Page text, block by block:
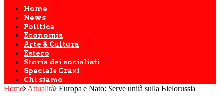
Home
News
Politica
Economia
Arte & Cultura
Estero
Storia dei socialisti
Speciale Craxi
Chi siamo
Home Attualità Europa e Nato: Serve unità sulla Bielorussia